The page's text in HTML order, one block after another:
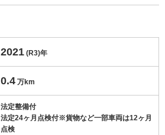
2021 (R3)年
0.4 万km
法定整備付
法定24ヶ月点検付※貨物など一部車両は12ヶ月
点検